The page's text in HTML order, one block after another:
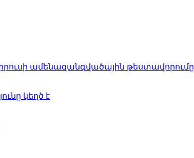
ամենազանգվածային թեստավորումը
կեղծ է